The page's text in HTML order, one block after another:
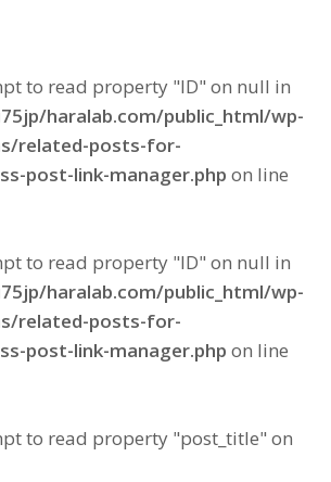
to read property "ID" on null in
haralab.com/public_html/wp-
related-posts-for-
post-link-manager.php on line
to read property "ID" on null in
haralab.com/public_html/wp-
related-posts-for-
post-link-manager.php on line
to read property "post_title" on